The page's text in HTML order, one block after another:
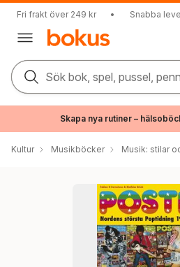
Fri frakt över 249 kr • Snabba
Sök bok, spel, pussel,
Skapa nya rutiner –
Kultur Musikböcker Musik: stilar